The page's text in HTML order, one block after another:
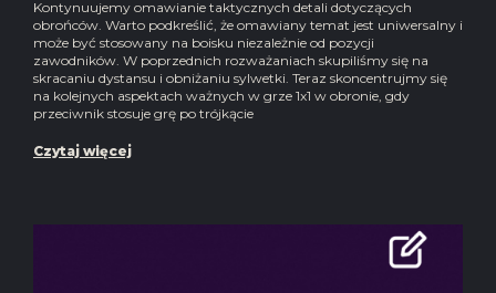
Kontynuujemy omawianie taktycznych detali dotyczących
obrońców. Warto podkreślić, że omawiany temat jest uniwersalny i
może być stosowany na boisku niezależnie od pozycji
zawodników. W poprzednich rozważaniach skupiliśmy się na
skracaniu dystansu i obniżaniu sylwetki. Teraz skoncentrujmy się
na kolejnych aspektach ważnych w grze 1x1 w obronie, gdy
przeciwnik stosuje grę po trójkącie
Czytaj więcej